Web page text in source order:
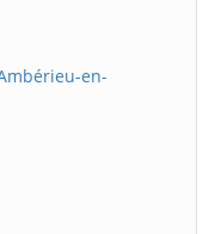
en-